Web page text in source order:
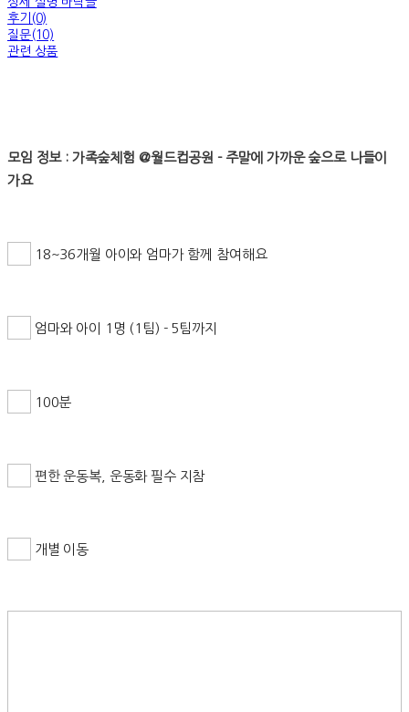
후기(0)
질문(10)
관련 상품
모임 정보 : 가족숲체험 @월드컵공원 - 주말에 가까운 숲으로 나들이
가요
18~36개월 아이와 엄마가 함께 참여해요
엄마와 아이 1명 (1팀) - 5팀까지
100분
편한 운동복, 운동화 필수 지참
개별 이동